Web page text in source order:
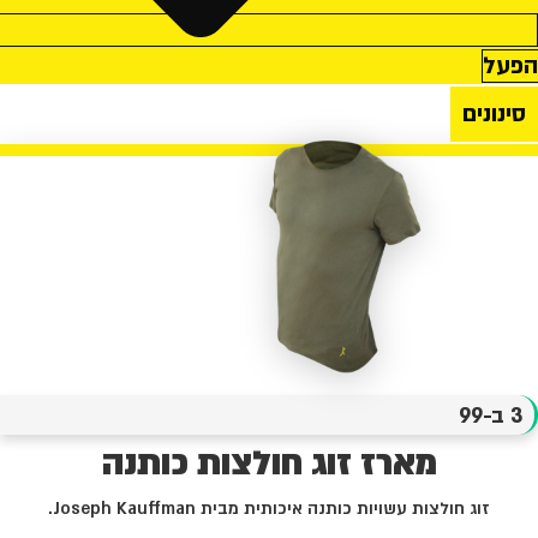
הפעל
סינונים
3 ב-99
מארז זוג חולצות כותנה
זוג חולצות עשויות כותנה איכותית מבית Joseph Kauffman.